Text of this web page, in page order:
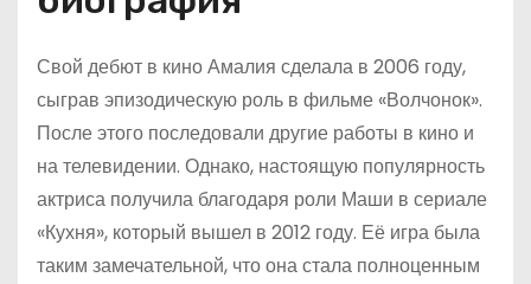
Свой дебют в кино Амалия сделала в 2006 году,
сыграв эпизодическую роль в фильме «Волчонок».
После этого последовали другие работы в кино и
на телевидении. Однако, настоящую популярность
актриса получила благодаря роли Маши в сериале
«Кухня», который вышел в 2012 году. Её игра была
таким замечательной, что она стала полноценным